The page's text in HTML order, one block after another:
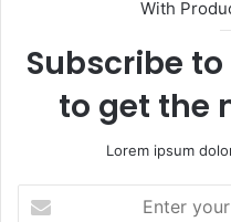
With
Subscribe
to get the
Lorem ipsum
your